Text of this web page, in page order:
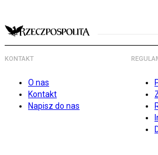
KONTAKT
O nas
Kontakt
Napisz do nas